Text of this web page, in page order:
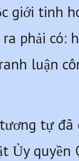
giới tinh
phải có:
luận
tự
Ủy